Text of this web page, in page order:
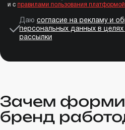
и с правилами пользования платформой
Даю согласие на рекламу и
персональных данных в
рассылки
Зачем
бренд